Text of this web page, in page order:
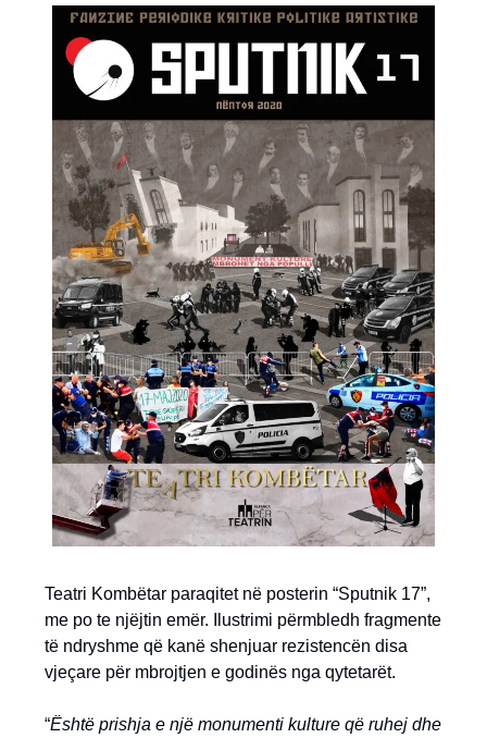
Teatri Kombëtar paraqitet në posterin “Sputnik 17”,
me po te njëjtin emër. Ilustrimi përmbledh fragmente
të ndryshme që kanë shenjuar rezistencën disa
vjeçare për mbrojtjen e godinës nga qytetarët.
“Është prishja e një monumenti kulture që ruhej dhe